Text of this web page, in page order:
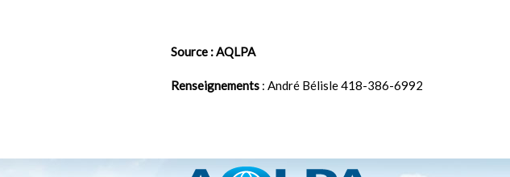
Source : AQLPA
Renseignements : André Bélisle 418-386-6992